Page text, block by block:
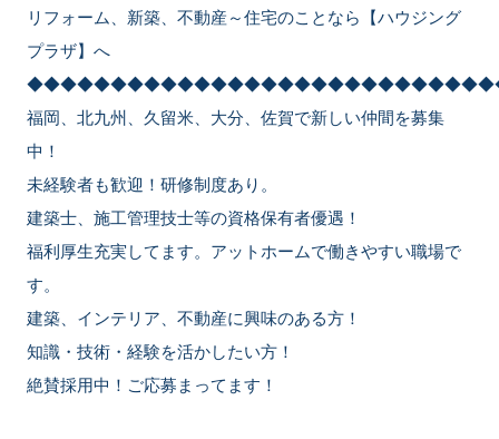
リフォーム、新築、不動産～住宅のことなら【ハウジング
プラザ】へ
福岡、北九州、久留米、大分、佐賀で新しい仲間を募集
中！
未経験者も歓迎！研修制度あり。
建築士、施工管理技士等の資格保有者優遇！
福利厚生充実してます。アットホームで働きやすい職場で
す。
建築、インテリア、不動産に興味のある方！
知識・技術・経験を活かしたい方！
絶賛採用中！ご応募まってます！